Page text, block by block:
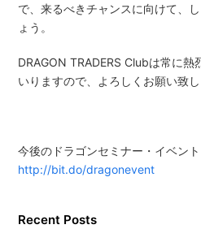
で、来るべきチャンスに向けて、
ょう。
DRAGON TRADERS Clubは常に熱
いりますので、よろしくお願い致し
今後のドラゴンセミナー・イベント
http://bit.do/dragonevent
Recent Posts